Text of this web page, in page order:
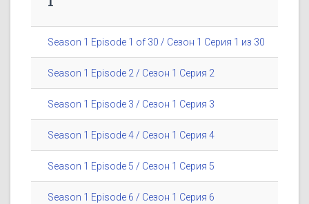
Season 1 Episode 1 of 30 / Сезон 1 Серия 1 из 30
Season 1 Episode 2 / Сезон 1 Серия 2
Season 1 Episode 3 / Сезон 1 Серия 3
Season 1 Episode 4 / Сезон 1 Серия 4
Season 1 Episode 5 / Сезон 1 Серия 5
Season 1 Episode 6 / Сезон 1 Серия 6